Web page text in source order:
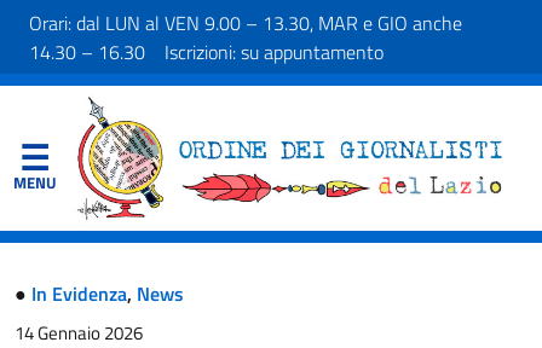
Orari: dal LUN al VEN 9.00 – 13.30, MAR e GIO anche
14.30 – 16.30 Iscrizioni: su appuntamento
● In Evidenza, News
14 Gennaio 2026